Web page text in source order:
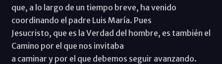
que, a lo largo de un tiempo breve, ha venido
coordinando el padre Luis María. Pues
Jesucristo, que es la Verdad del hombre, es también el
Camino por el que nos invitaba
a caminar y por el que debemos seguir avanzando.